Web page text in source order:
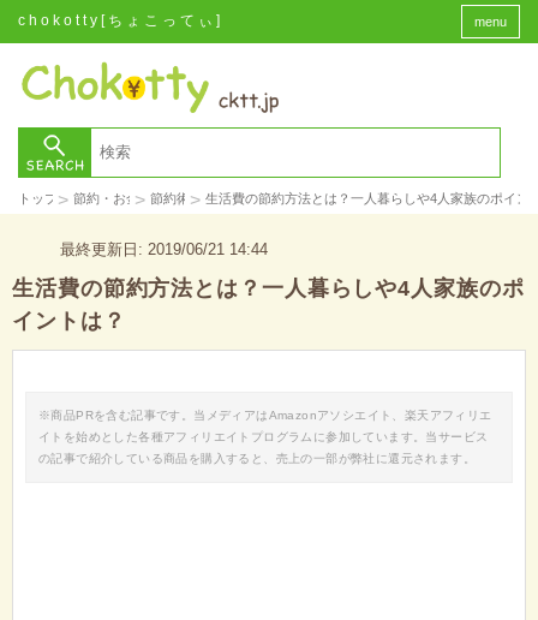
chokotty[ちょこってぃ] menu
トップ > 節約・お金> 節約術 > 生活費の節約方法とは？一人暮らしや4人家族のポイン
最終更新日: 2019/06/21 14:44
生活費の節約方法とは？一人暮らしや4人家族のポ
イントは？
※商品PRを含む記事です。当メディアはAmazonアソシエイト、楽天アフィリエ
イトを始めとした各種アフィリエイトプログラムに参加しています。当サービス
の記事で紹介している商品を購入すると、売上の一部が弊社に還元されます。